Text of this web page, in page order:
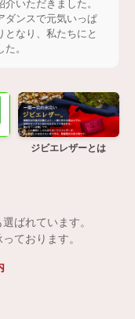
いただきました。
ダンスで元気いっぱ
となり、私たちにと
。
ジビエレザーとは
ばれています。
ております。